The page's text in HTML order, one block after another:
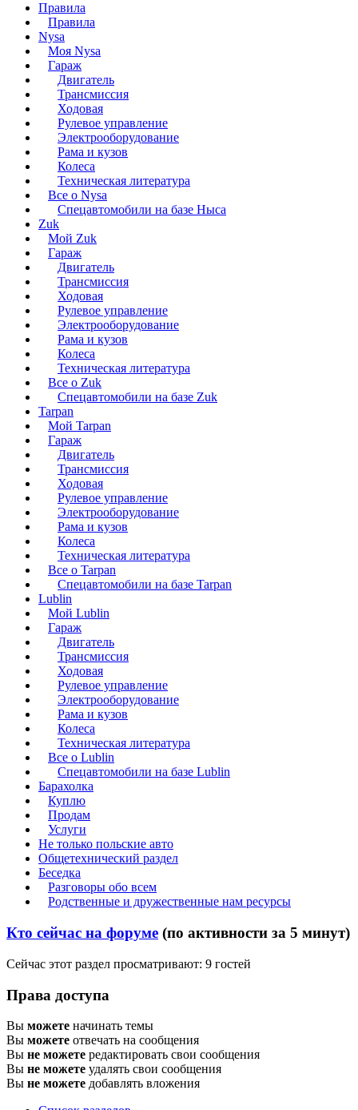
Правила
Правила
Nysa
Моя Nysa
Гараж
Двигатель
Трансмиссия
Ходовая
Рулевое управление
Электрооборудование
Рама и кузов
Колеса
Техническая литература
Все о Nysa
Спецавтомобили на базе Ныса
Zuk
Мой Zuk
Гараж
Двигатель
Трансмиссия
Ходовая
Рулевое управление
Электрооборудование
Рама и кузов
Колеса
Техническая литература
Все о Zuk
Спецавтомобили на базе Zuk
Tarpan
Мой Tarpan
Гараж
Двигатель
Трансмиссия
Ходовая
Рулевое управление
Электрооборудование
Рама и кузов
Колеса
Техническая литература
Все о Tarpan
Спецавтомобили на базе Tarpan
Lublin
Мой Lublin
Гараж
Двигатель
Трансмиссия
Ходовая
Рулевое управление
Электрооборудование
Рама и кузов
Колеса
Техническая литература
Все о Lublin
Спецавтомобили на базе Lublin
Барахолка
Куплю
Продам
Услуги
Не только польские авто
Общетехнический раздел
Беседка
Разговоры обо всем
Родственные и дружественные нам ресурсы
Кто сейчас на форуме (по активности за 5 минут)
Сейчас этот раздел просматривают: 9 гостей
Права доступа
Вы можете начинать темы
Вы можете отвечать на сообщения
Вы не можете редактировать свои сообщения
Вы не можете удалять свои сообщения
Вы не можете добавлять вложения